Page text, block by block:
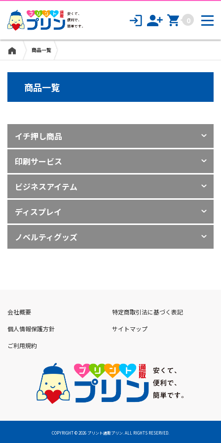
0
診察券・スタンプカード印刷
CD/DVD/Blu-rayジャケット印刷
ビジネスアイテム
封筒印刷
ファイル印刷
その他のビジネス商品
ディスプレイ
サインディスプレイ
ギフト - 生活雑貨 -
販促・イベントノベルティ
商品一覧
商品一覧
イチ押し商品
印刷サービス
ビジネスアイテム
ディスプレイ
ノベルティグッズ
会社概要
特定商取引法に基づく表記
個人情報保護方針
サイトマップ
ご利用規約
COPYRIGHT©2026 プリント通販プリン. ALL RIGHTS RESERVED.